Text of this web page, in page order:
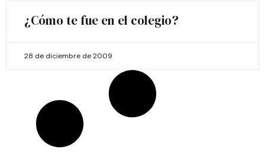
¿Cómo te fue en el colegio?
28 de diciembre de 2009